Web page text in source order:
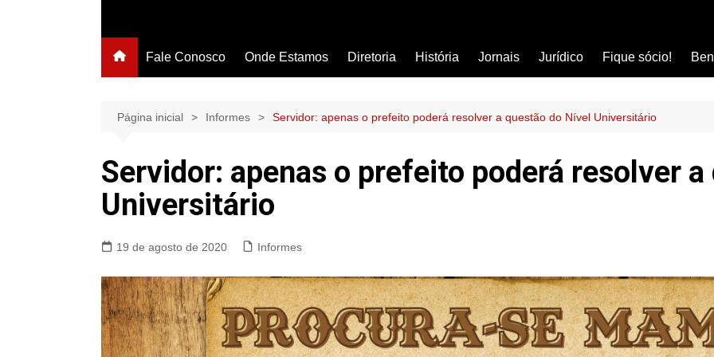
Fale Conosco Onde Estamos Diretoria História Jornais Jurídico Fique sócio!
Página inicial Informes Servidor: apenas o prefeito poderá resolver a questão do Nível Universitário
Servidor: apenas o prefeito poderá resolver a
Universitário
19 de agosto de 2020 Informes